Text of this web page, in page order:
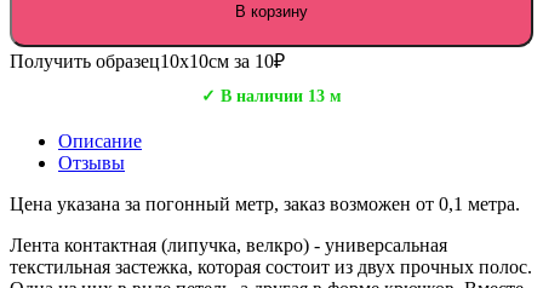
В корзину
Получить образец10х10см за 10₽
✓ В наличии 13 м
Описание
Отзывы
Цена указана за погонный метр, заказ возможен от 0,1 метра.
Лента контактная (липучка, велкро) - универсальная
текстильная застежка, которая состоит из двух прочных полос.